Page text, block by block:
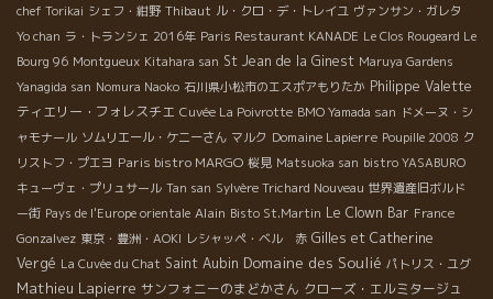
chef Torikai シェフ・紺野 Thibaut ル・クロ・デ・トレイユ ヴァンサン・ガレタ
Yo chan ラ・トランシェ 2016年 Paris Restaurant KANADE Le Clos Rougeard Le
Bourg 96 Montgueux Kitahara san St Jean de la Ginest Maruya Gardens
Yanagida san Nomura Naoko 石川県小松市のエスポアもりたか Philippe Valette
ティエリー・フォレスチエ Cuvée La Poivrotte BMO Yamada san ドメーヌ・シ
ャモナール ソムリエール・ケニーさん マルク Domaine Lapierre Poupille 2008 ク
リストフ・プエヨ Paris bistro MARGO 桜見 Matsuoka san bistro YASABURO
キューヴェ・プリュサール Tan san Sylvère Trichard Nouveau 世界遺産旧ボルド
ー街 Pays de l'Europe orientale Alain Bisto St.Martin Le Clown Bar France
Gonzalvez 東京・豊洲・AOKI レシャッペ・ベル 赤 Gilles et Catherine
Vergé La Cuvée du Chat Saint Aubin Domaine des Soulié パトリス・ユグ
Mathieu Lapierre サンフォニーのまどかさん クローズ・エルミタージュ